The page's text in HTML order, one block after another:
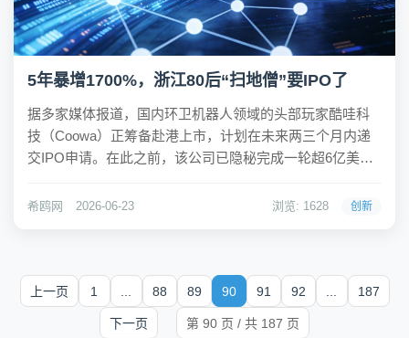
5年暴增1700%，浙江80后“扫地僧”要IPO了
据多家媒体报道，国内环卫机器人领域的头部玩家酷哇科
技（Coowa）正筹备赴港上市，计划在未来两三个月内递
交IPO申请。在此之前，该公司已隐秘完成一轮超6亿美元
数据显示，酷哇科技2025年营收已突破10亿元，在手订单
希鸥网 2026-06-23 浏览: 1628 创新
上一页 1 88 89 90 91 92 187
下一页 第 90 页 / 共 187 页